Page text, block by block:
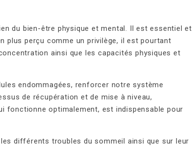
du bien-être physique et mental. Il est essentiel et
plus perçu comme un privilège, il est pourtant
ainsi que les capacités physiques et
endommagées, renforcer notre système
de récupération et de mise à niveau,
fonctionne optimalement, est indispensable pour
différents troubles du sommeil ainsi que sur leur